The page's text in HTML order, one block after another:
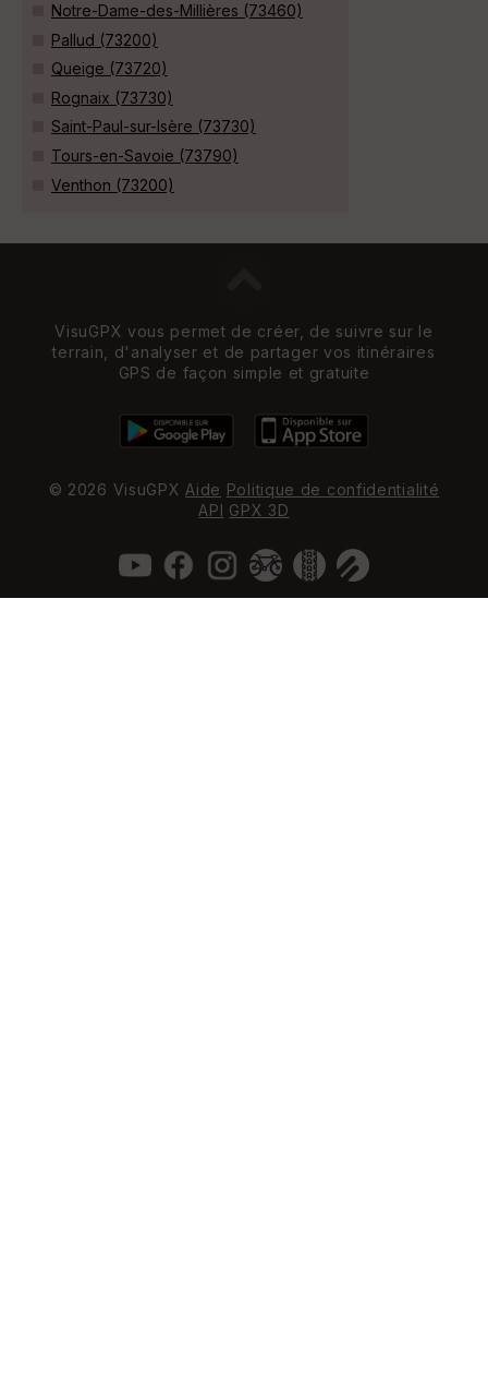
Notre-Dame-des-Millières (73460)
Pallud (73200)
Queige (73720)
Rognaix (73730)
Saint-Paul-sur-Isère (73730)
Tours-en-Savoie (73790)
Venthon (73200)
VisuGPX vous permet de créer, de suivre sur le
terrain, d'analyser et de partager vos itinéraires
GPS de façon simple et gratuite
© 2026 VisuGPX Aide Politique de confidentialité
API GPX 3D